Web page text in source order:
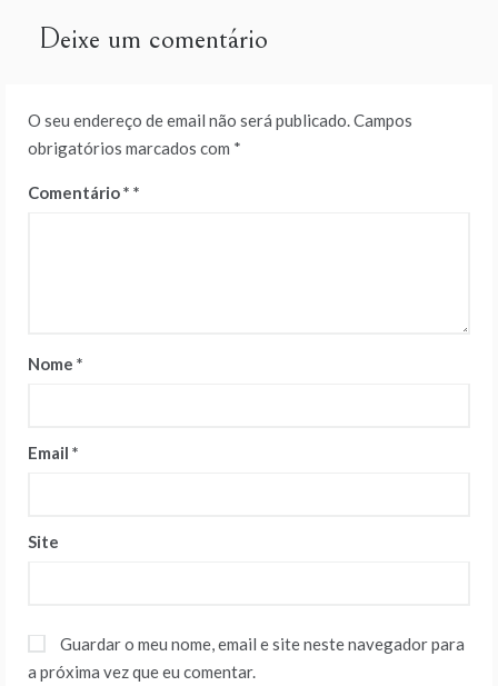
artigos
Deixe um comentário
O seu endereço de email não será publicado.Campos
obrigatórios marcados com *
Comentário*
Nome *
Email *
Site
Guardar o meu nome, email e site neste navegador para
a próxima vez que eu comentar.